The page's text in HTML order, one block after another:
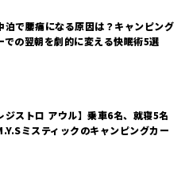
泊で腰痛になる原因は？キャンピング
での翌朝を劇的に変える快眠術5選
ジストロ アウル】乗車6名、就寝5名
ミスティックのキャンピングカー